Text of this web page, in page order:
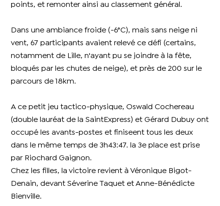
points, et remonter ainsi au classement général.
Dans une ambiance froide (-6°C), mais sans neige ni
vent, 67 participants avaient relevé ce défi (certains,
notamment de Lille, n'ayant pu se joindre à la fête,
bloqués par les chutes de neige), et près de 200 sur le
parcours de 18km.
A ce petit jeu tactico-physique, Oswald Cochereau
(double lauréat de la SaintExpress) et Gérard Dubuy ont
occupé les avants-postes et finiseent tous les deux
dans le même temps de 3h43:47. la 3e place est prise
par Riochard Gaignon.
Chez les filles, la victoire revient à Véronique Bigot-
Denain, devant Séverine Taquet et Anne-Bénédicte
Bienville.